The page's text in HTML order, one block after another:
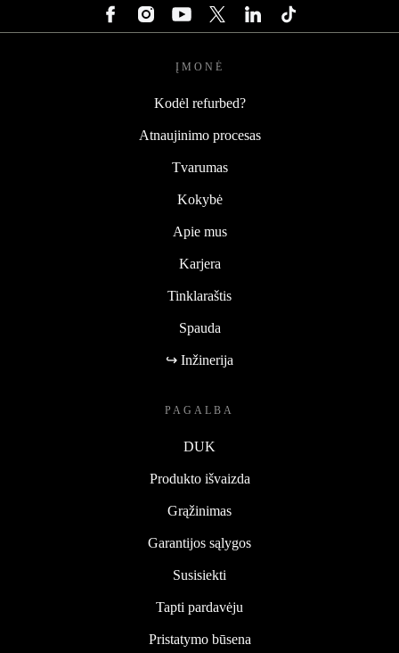
ĮMONĖ
Kodėl refurbed?
Atnaujinimo procesas
Tvarumas
Kokybė
Apie mus
Karjera
Tinklaraštis
Spauda
↪ Inžinerija
PAGALBA
DUK
Produkto išvaizda
Grąžinimas
Garantijos sąlygos
Susisiekti
Tapti pardavėju
Pristatymo būsena